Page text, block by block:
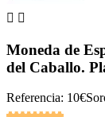
 
Moneda de
del Caballo.
Referencia: